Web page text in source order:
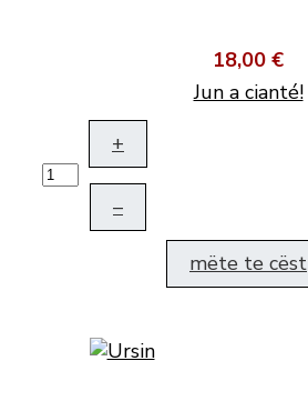
18,00 €
Jun a cianté!
+
–
mëte te cëst